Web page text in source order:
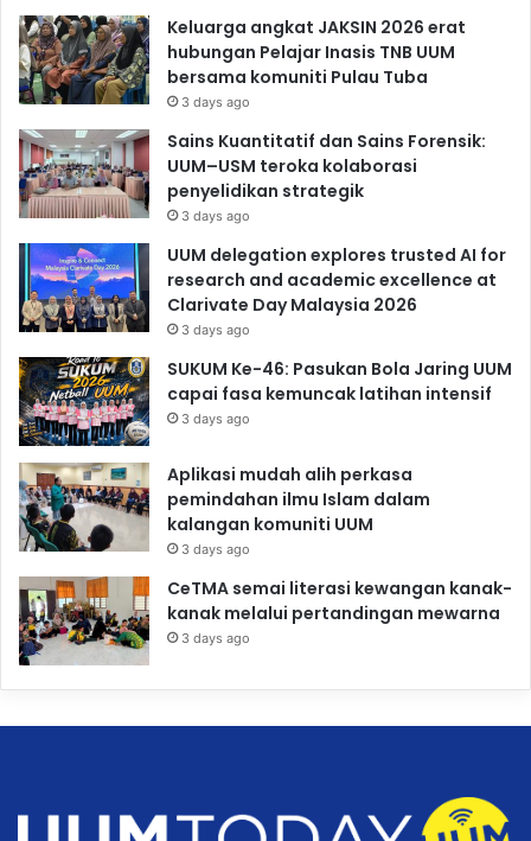
Keluarga angkat JAKSIN 2026 erat
hubungan Pelajar Inasis TNB UUM
bersama komuniti Pulau Tuba
3 days ago
Sains Kuantitatif dan Sains Forensik:
UUM–USM teroka kolaborasi
penyelidikan strategik
3 days ago
UUM delegation explores trusted AI for
research and academic excellence at
Clarivate Day Malaysia 2026
3 days ago
SUKUM Ke-46: Pasukan Bola Jaring UUM
capai fasa kemuncak latihan intensif
3 days ago
Aplikasi mudah alih perkasa
pemindahan ilmu Islam dalam
kalangan komuniti UUM
3 days ago
CeTMA semai literasi kewangan kanak-
kanak melalui pertandingan mewarna
3 days ago